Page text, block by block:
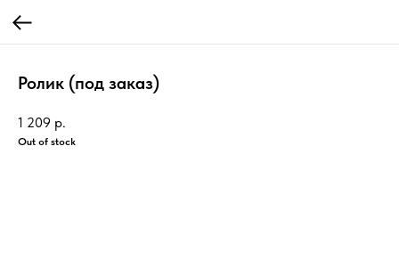
Ролик (под заказ)
1 209 р.
Out of stock